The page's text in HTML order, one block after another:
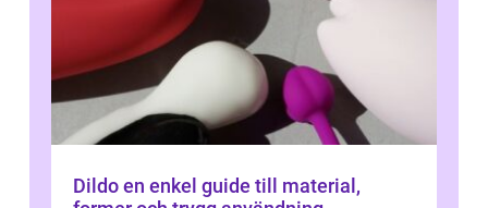
Dildo en enkel guide till material,